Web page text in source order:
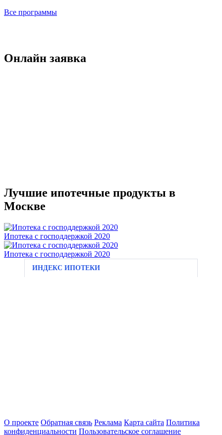
Все программы
Онлайн заявка
Лучшие ипотечные продукты в
Москве
Ипотека с господдержкой 2020
Ипотека с господдержкой 2020
ИНДЕКС ИПОТЕКИ
О проекте Обратная связь Реклама Карта сайта Политика
конфиденциальности Пользовательское соглашение